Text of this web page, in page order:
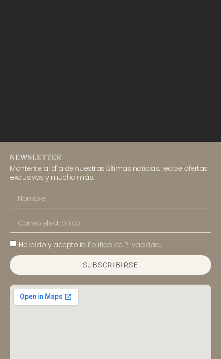
NEWSLETTER
Mantente al día de nuestras últimas noticias, recibe ofertas
exclusivas y mucho más.
He leído y acepto la Política de Privacidad.
SUBSCRIBIRSE